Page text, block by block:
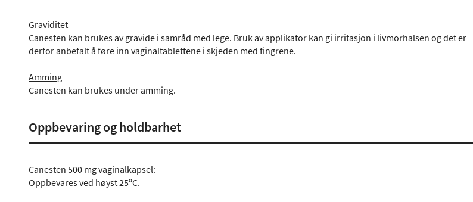
Graviditet
Canesten kan brukes av gravide i samråd med lege. Bruk av applikator kan gi irritasjon i livmorhalsen og det er
derfor anbefalt å føre inn vaginaltablettene i skjeden med fingrene.
Amming
Canesten kan brukes under amming.
Oppbevaring og holdbarhet
Canesten 500 mg vaginalkapsel:
Oppbevares ved høyst 25ºC.